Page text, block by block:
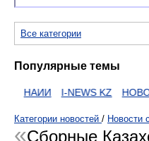
Все категории
Популярные темы
НАИИ I-NEWS KZ НОВОЕ
Категории новостей / Новости
Сборные